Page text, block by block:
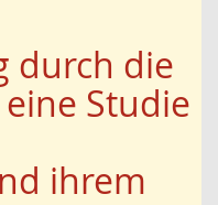
durch die
Studie
ihrem